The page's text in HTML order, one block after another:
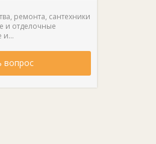
ремонта, сантехники
и отделочные
и...
вопрос